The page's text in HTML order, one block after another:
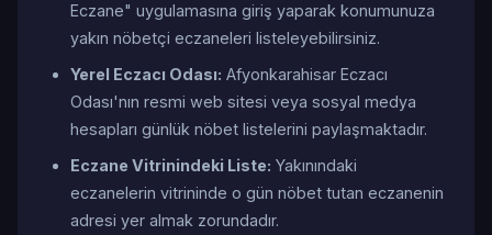
Eczane" uygulamasına giriş yaparak konumunuza
yakın nöbetçi eczaneleri listeleyebilirsiniz.
Yerel Eczacı Odası: Afyonkarahisar Eczacı
Odası'nın resmi web sitesi veya sosyal medya
hesapları günlük nöbet listelerini paylaşmaktadır.
Eczane Vitrinindeki Liste: Yakınındaki
eczanelerin vitrininde o gün nöbet tutan eczanenin
adresi yer almak zorundadır.